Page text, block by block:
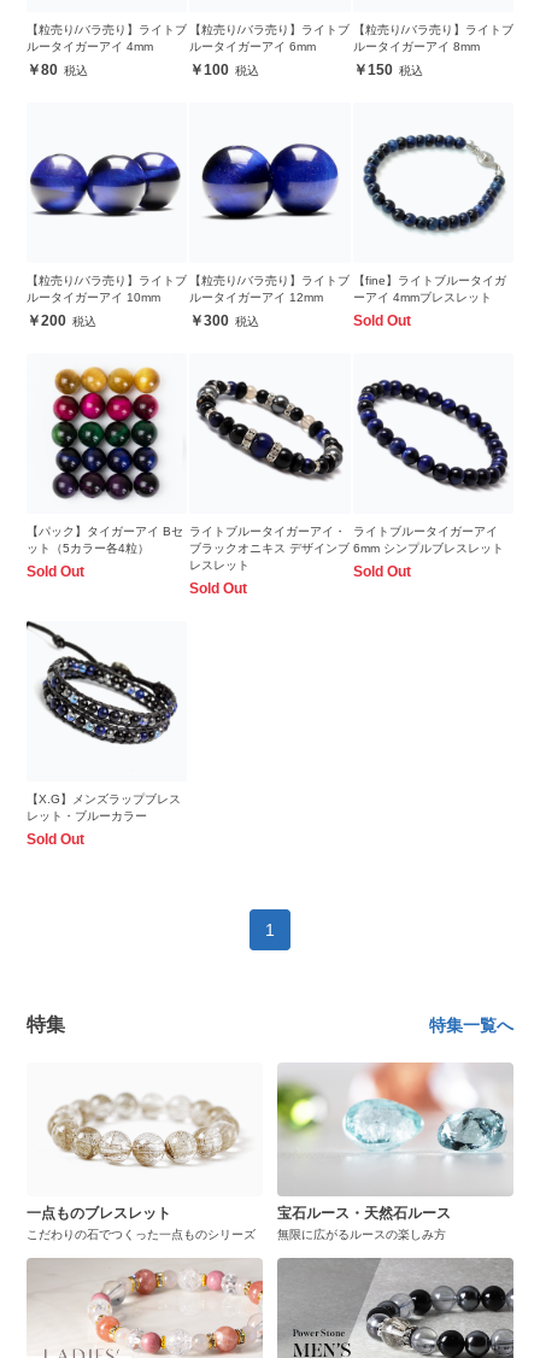
【粒売り/バラ売り】ライトブ
ルータイガーアイ 4mm
80
【粒売り/バラ売り】ライトブ
ルータイガーアイ 6mm
100
【粒売り/バラ売り】ライトブ
ルータイガーアイ 8mm
150
【粒売り/バラ売り】ライトブ
ルータイガーアイ 10mm
200
【粒売り/バラ売り】ライトブ
ルータイガーアイ 12mm
300
【fine】ライトブルータイガ
ーアイ 4mmブレスレット
Sold Out
【パック】タイガーアイ Bセ
ット（5カラー各4粒）
Sold Out
ライトブルータイガーアイ・
ブラックオニキス デザインブ
レスレット
Sold Out
ライトブルータイガーアイ
6mm シンプルブレスレット
Sold Out
【X.G】メンズラップブレス
レット・ブルーカラー
Sold Out
1
特集 特集一覧へ
一点ものブレスレット
こだわりの石でつくった一点ものシリーズ
宝石ルース・天然石ルース
無限に広がるルースの楽しみ方